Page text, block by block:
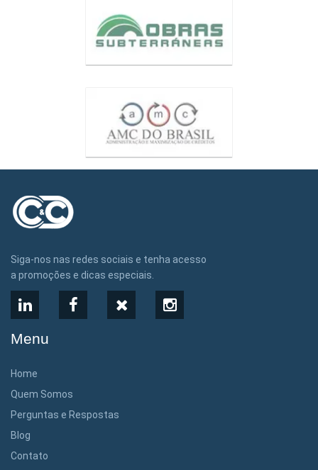
Siga-nos nas redes sociais e tenha acesso
a promoções e dicas especiais.
LinkedInFacebook Instagram
Menu
Home
Quem Somos
Perguntas e Respostas
Blog
Contato